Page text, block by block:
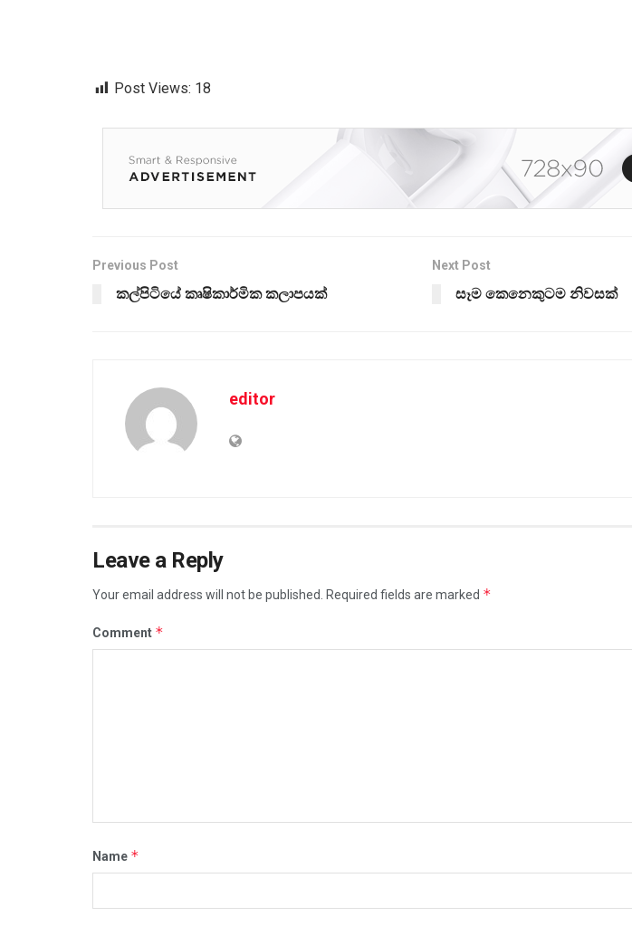
Post Views: 18
Previous Post
කල්පිටියේ කෘෂිකාර්මික කලාපයක්
Next Post
සෑම කෙනෙකුටම නිවසක්
editor
Leave a Reply
Your email address will not be published. Required fields are marked *
Comment *
Name *